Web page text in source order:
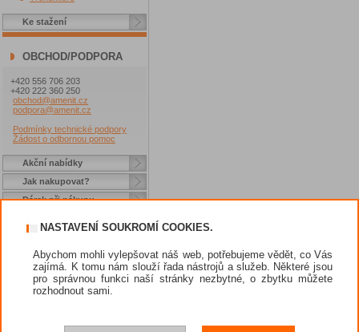
Ke stažení
OBCHOD/PODPORA
+420 556 706 203
+420 222 360 250
obchod@amenit.cz
podpora@amenit.cz
Podmínky technické podpory
Žádost o odbornou pomoc
Akční nabídky
Jak nakupovat?
Dárek při nákupu
Obchodní podmínky
Prodejci
Nástroje
NASTAVENÍ SOUKROMÍ COOKIES.
Abychom mohli vylepšovat náš web, potřebujeme vědět, co Vás
zajímá. K tomu nám slouží řada nástrojů a služeb. Některé jsou
pro správnou funkci naší stránky nezbytné, o zbytku můžete
rozhodnout sami.